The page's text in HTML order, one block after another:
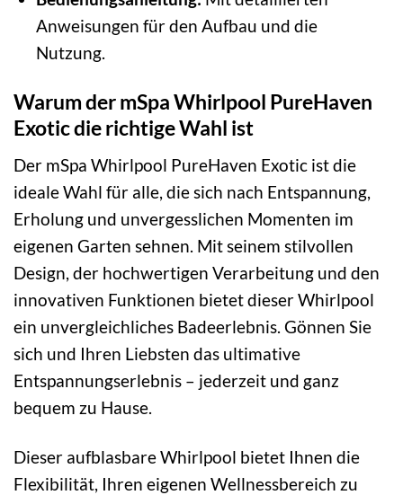
Anweisungen für den Aufbau und die
Nutzung.
Warum der mSpa Whirlpool PureHaven
Exotic die richtige Wahl ist
Der mSpa Whirlpool PureHaven Exotic ist die
ideale Wahl für alle, die sich nach Entspannung,
Erholung und unvergesslichen Momenten im
eigenen Garten sehnen. Mit seinem stilvollen
Design, der hochwertigen Verarbeitung und den
innovativen Funktionen bietet dieser Whirlpool
ein unvergleichliches Badeerlebnis. Gönnen Sie
sich und Ihren Liebsten das ultimative
Entspannungserlebnis – jederzeit und ganz
bequem zu Hause.
Dieser aufblasbare Whirlpool bietet Ihnen die
Flexibilität, Ihren eigenen Wellnessbereich zu